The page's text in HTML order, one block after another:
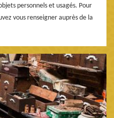
personnels et usagés. Pour
vous renseigner auprès de la